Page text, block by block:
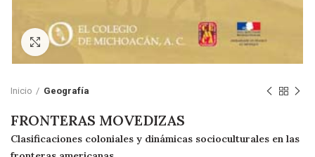
Click to enlarge
Inicio Geografía
FRONTERAS MOVEDIZAS
Clasificaciones coloniales y dinámicas socioculturales en las